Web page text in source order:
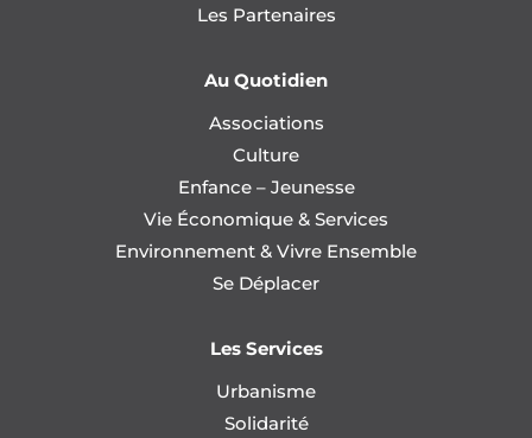
Les Partenaires
Au Quotidien
Associations
Culture
Enfance – Jeunesse
Vie Économique & Services
Environnement & Vivre Ensemble
Se Déplacer
Les Services
Urbanisme
Solidarité